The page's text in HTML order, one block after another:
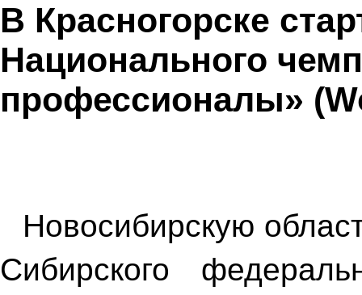
В Красногорске
Национального
профессионалы»
Новосибирскую
Сибирского